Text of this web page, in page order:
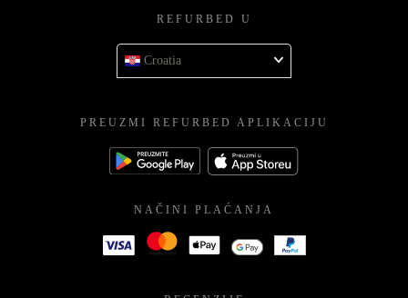
REFURBED U
Croatia
PREUZMI REFURBED APLIKACIJU
NAČINI PLAĆANJA